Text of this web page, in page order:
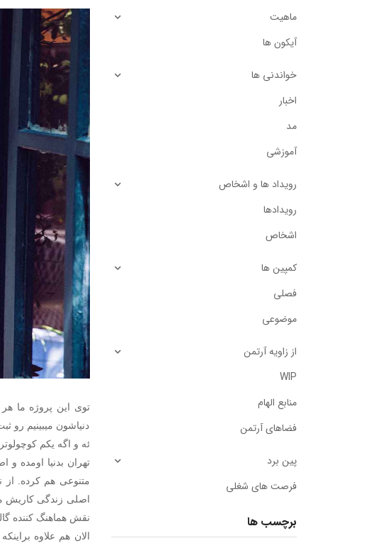
ماهیت
آیکون ها
خواندنی ها
اخبار
مد
آموزشی
رویداد ها و اشخاص
رویدادها
اشخاص
کمپین ها
فصلی
موضوعی
از زاویه آرتمن
WIP
منابع الهام
فضاهای آرتمن
پین برد
فرصت های شغلی
برچسب ها
توی این پروژه ما
ئه و اگه یکم
تهران بدنیا اومده و
متنوعی هم کرده.
اصلی زندگی کاریش
نقش هماهنگ کننده
الان هم علاوه